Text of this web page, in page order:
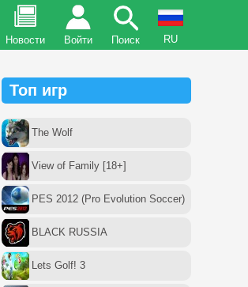
Новости Войти Поиск RU
Топ игр
The Wolf
View of Family [18+]
PES 2012 (Pro Evolution Soccer)
BLACK RUSSIA
Lets Golf! 3